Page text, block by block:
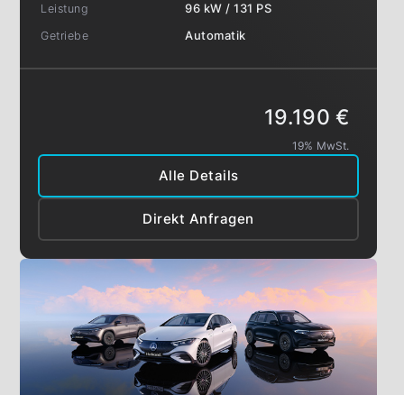
Leistung
96 kW / 131 PS
Getriebe
Automatik
Alle Details
Direkt Anfragen
19.190 €
19% MwSt.